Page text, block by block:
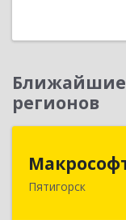
Ближайшие
регионов
Пятигорск
357501,